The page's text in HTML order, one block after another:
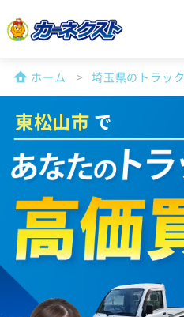
ホーム 埼玉県のトラッ
東松山市 で